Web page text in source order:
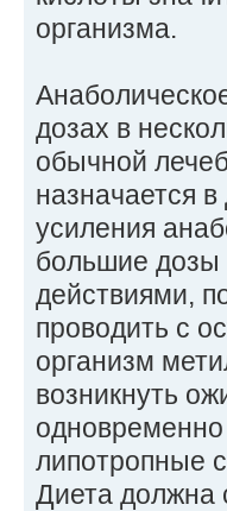
организма.
дозах в
обычной
назначается
усиления
большие дозы
действиями,
проводить с
организм
возникнуть
одновременно
липотропные
Диета должна